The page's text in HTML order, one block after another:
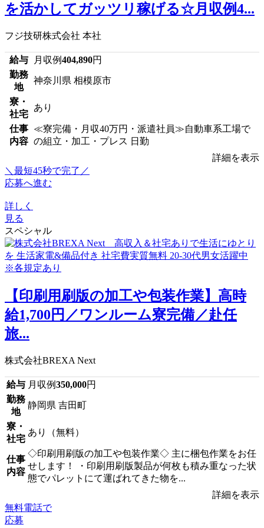
を活かしてガッツリ稼げる☆月収例4...
フジ技研株式会社 本社
給与 月収例404,890円
勤務
地
神奈川県 相模原市
寮・
社宅
あり
仕事
内容
≪寮完備・月収40万円・派遣社員≫自動車系工場で
の組立・加工・プレス 日勤
詳細を表示
＼最短45秒で完了／
応募へ進む
詳しく
見る
スペシャル
【印刷用刷版の加工や包装作業】高時
給1,700円／ワンルーム寮完備／赴任
旅...
株式会社BREXA Next
給与 月収例350,000円
勤務
地
静岡県 吉田町
寮・
社宅
あり（無料）
仕事
内容
◇印刷用刷版の加工や包装作業◇ 主に梱包作業をお任
せします！ ・印刷用刷版製品が何枚も積み重なった状
態でパレットにて運ばれてきた物を...
詳細を表示
無料電話で
応募